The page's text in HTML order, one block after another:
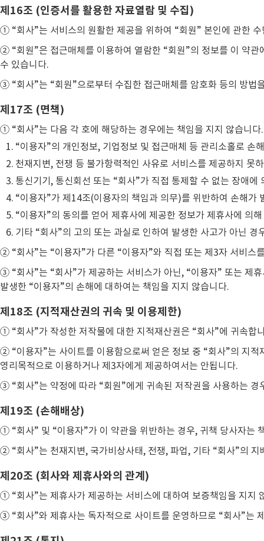
제16조 (인증서를 활용한 자료열람 및 수집)
① “회사”는 서비스의 원활한 제공을 위하여 “회원” 본인에 관한
② “회원”은 접근매체를 이용하여 열람한 “회원”의 정보를 이 약
수 있습니다.
③ “회사”는 “회원”으로부터 수집한 접근매체를 암호화 등의 방법
제17조 (면책)
① “회사”는 다음 각 호에 해당하는 경우에는 책임을 지지 않습니다.
“이용자”의 개인정보, 기업정보 및 접근매체 등 관리소홀로 손
천재지변, 전쟁 등 불가항력적인 사유로 서비스를 제공하지 못
통신기기, 통신회선 또는 “회사”가 직접 통제할 수 없는 장애
“이용자”가 제14조(이용자의 책임과 의무)를 위반하여 손해가
“이용자”의 동의를 얻어 제휴사에 제공한 정보가 제휴사에 의
기타 “회사”의 고의 또는 과실로 인하여 발생한 사고가 아닌 경
② “회사”는 “이용자”가 다른 “이용자”와 직접 또는 제3자 서비스
③ “회사”는 “회사”가 제공하는 서비스가 아닌, “이용자” 또는 제
발생한 “이용자”의 손해에 대하여는 책임을 지지 않습니다.
제18조 (지적재산권의 귀속 및 이용제한)
① “회사”가 작성한 저작물에 대한 지적재산권은 “회사”에 귀속합
② “이용자”는 사이트를 이용함으로써 얻은 정보 중 “회사”의 지
영리목적으로 이용하거나 제3자에게 제공하여서는 안됩니다.
③ “회사”는 약정에 따라 “회원”에게 귀속된 저작권을 사용하는 경
제19조 (손해배상)
① “회사” 및 “이용자”가 이 약관을 위반하는 경우, 귀책 당사자는
② “회사”는 천재지변, 국가비상사태, 전쟁, 파업, 기타 “회사”의
제20조 (회사와 제휴사와의 관계)
① “회사”는 제휴사가 제공하는 서비스에 대하여 보증책임을 지지
③ “회사”와 제휴사는 독자적으로 사이트를 운영하므로 “회사”는